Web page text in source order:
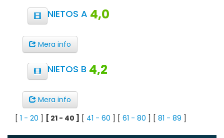
NIETOS A 4,0
Mera info
NIETOS B 4,2
Mera info
[ 1 - 20 ] [ 21 - 40 ] [ 41 - 60 ] [ 61 - 80 ] [ 81 - 89 ]